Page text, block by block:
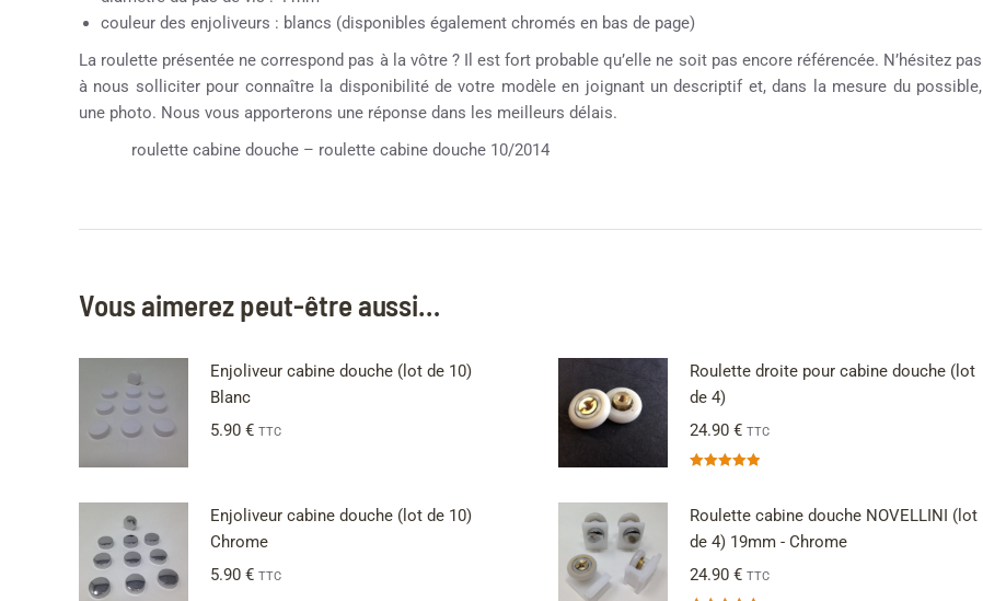
couleur des enjoliveurs : blancs (disponibles également chromés en bas de page)
La roulette présentée ne correspond pas à la vôtre ? Il est fort probable qu’elle ne soit pas encore référencée. N’hésitez pas
à nous solliciter pour connaître la disponibilité de votre modèle en joignant un descriptif et, dans la mesure du possible,
une photo. Nous vous apporterons une réponse dans les meilleurs délais.
roulette cabine douche – roulette cabine douche 10/2014
Vous aimerez peut-être aussi…
Enjoliveur cabine douche (lot de 10)
Blanc
5.90 € TTC
Roulette droite pour cabine douche (lot
de 4)
24.90 € TTC
Enjoliveur cabine douche (lot de 10)
Chrome
5.90 € TTC
Roulette cabine douche NOVELLINI (lot
de 4) 19mm - Chrome
24.90 € TTC